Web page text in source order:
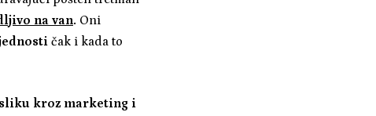
na van. Oni
čak i kada to
kroz marketing i